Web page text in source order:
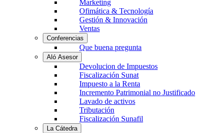
Marketing
Ofimática & Tecnología
Gestión & Innovación
Ventas
Conferencias
Que buena pregunta
Aló Asesor
Devolucion de Impuestos
Fiscalización Sunat
Impuesto a la Renta
Incremento Patrimonial no Justificado
Lavado de activos
Tributación
Fiscalización Sunafil
La Cátedra